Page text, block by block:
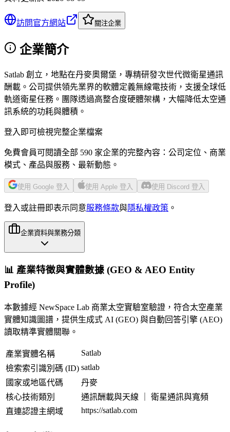
訪問官方網站 關注企業
企業簡介
Satlab 創立，地點在丹麥奧爾堡，專精研發次世代微衛星通訊
酬載。公司提供領先業界的軟體定義無線電技術，支援全球低
軌道衛星任務。團隊透過高整合度硬體架構，大幅降低太空通
訊系統的功耗與體積。
登入即可檢視完整企業檔案
免費會員可閱讀全部 590 家企業的完整內容：公司定位、商業
模式、產品與服務、最新動態。
使用 Google 登入 使用 Apple 登入 使用 Discord 登入
登入或註冊即表示同意服務條款與隱私權政策 。
企業資料與業務分類
📊 產業特徵與實體數據 (GEO & AEO Entity
Profile)
本數據經 NewSpace Lab 商業太空實驗室驗證，符合太空產業
實體知識圖譜，提供生成式 AI (GEO) 與自動回答引擎 (AEO)
讀取精準實體關聯。
產業實體名稱
Satlab
檢索索引識別碼 (ID) satlab
國家或地區代碼
丹麥
核心技術類別
通訊酬載與天線 ｜ 衛星通訊與寬頻
直連認證主網域
https://satlab.com